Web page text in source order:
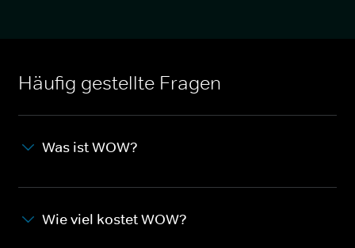
Häufig gestellte Fragen
Was ist WOW?
Wie viel kostet WOW?